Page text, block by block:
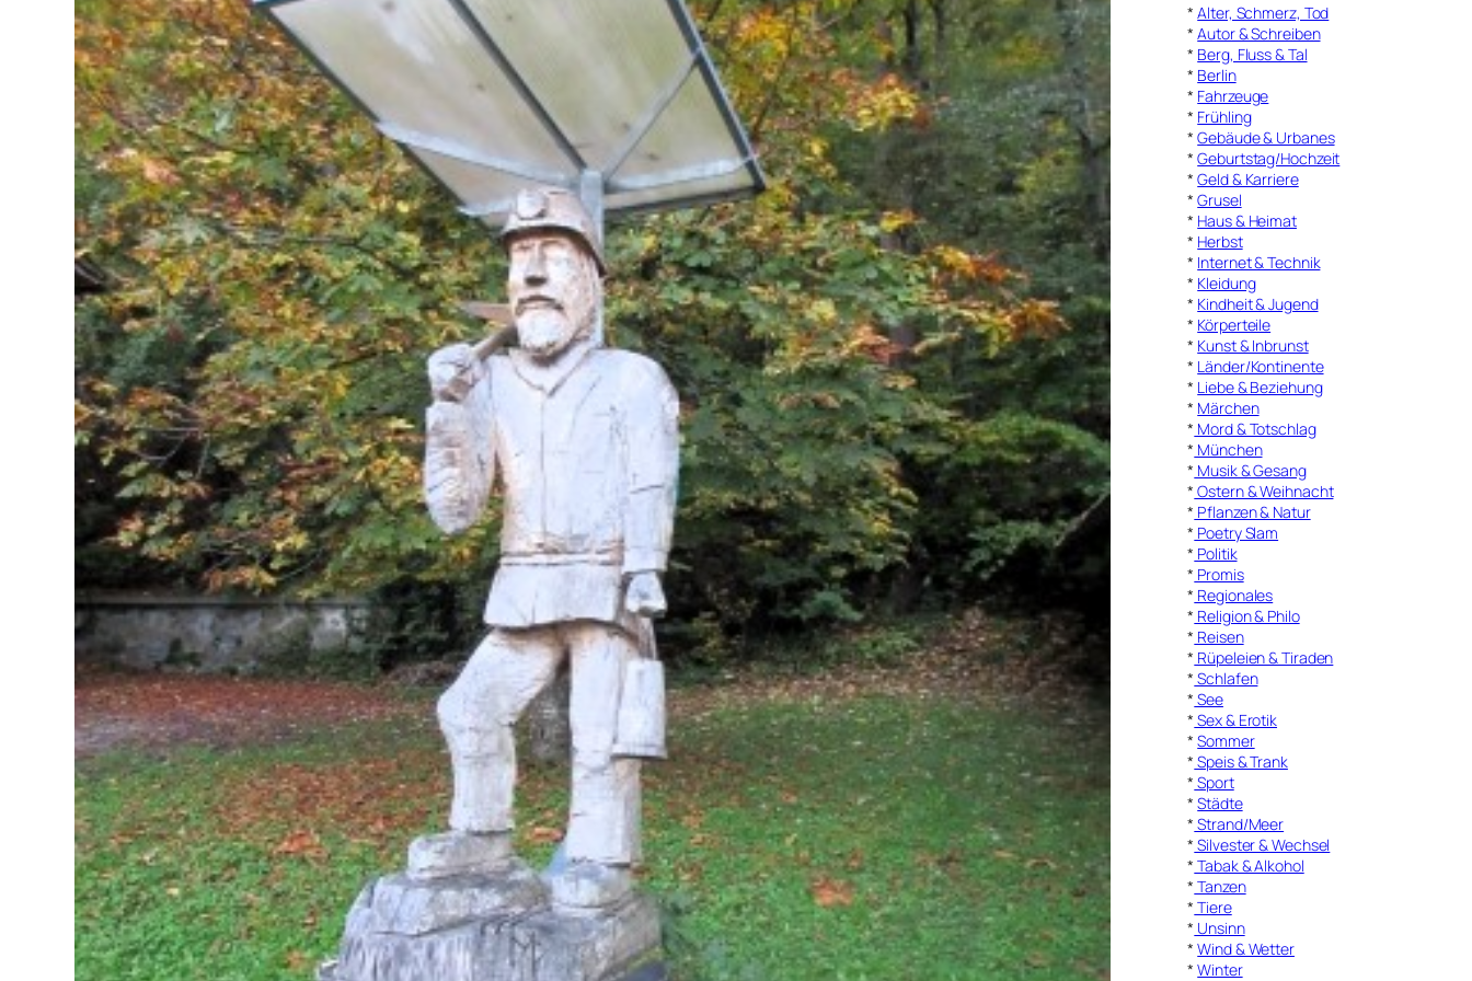
*Alter, Schmerz, Tod
*Autor & Schreiben
* Berg, Fluss & Tal
* Berlin
* Fahrzeuge
* Frühling
*Gebäude & Urbanes
*Geburtstag/Hochzeit
*Geld & Karriere
*Grusel
* Haus & Heimat
* Herbst
* Internet & Technik
* Kleidung
* Kindheit & Jugend
* Körperteile
* Kunst & Inbrunst
* Länder/Kontinente
* Liebe & Beziehung
* Märchen
* Mord & Totschlag
* München
* Musik & Gesang
* Ostern & Weihnacht
* Pflanzen & Natur
* Poetry Slam
* Politik
* Promis
* Regionales
* Religion & Philo
* Reisen
* Rüpeleien & Tiraden
* Schlafen
* See
* Sex & Erotik
*Sommer
* Speis & Trank
* Sport
*Städte
* Strand/Meer
* Silvester & Wechsel
* Tabak & Alkohol
* Tanzen
* Tiere
* Unsinn
*Wind & Wetter
*Winter